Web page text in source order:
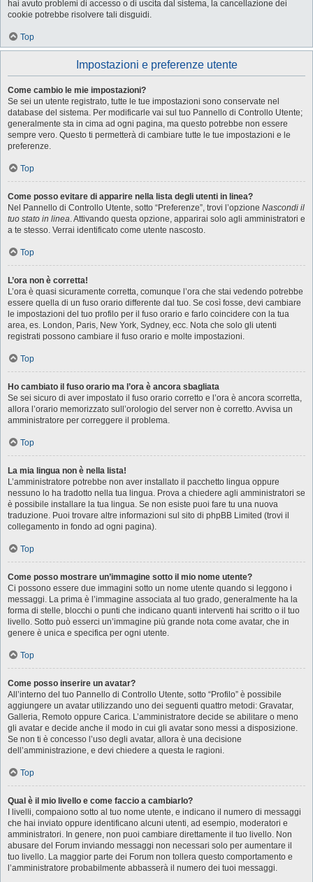
hai avuto problemi di accesso o di uscita dal sistema, la cancellazione dei
cookie potrebbe risolvere tali disguidi.
Top
Impostazioni e preferenze utente
Come cambio le mie impostazioni?
Se sei un utente registrato, tutte le tue impostazioni sono conservate nel
database del sistema. Per modificarle vai sul tuo Pannello di Controllo Utente;
generalmente sta in cima ad ogni pagina, ma questo potrebbe non essere
sempre vero. Questo ti permetterà di cambiare tutte le tue impostazioni e le
preferenze.
Top
Come posso evitare di apparire nella lista degli utenti in linea?
Nel Pannello di Controllo Utente, sotto “Preferenze”, trovi l’opzione Nascondi il
tuo stato in linea. Attivando questa opzione, apparirai solo agli amministratori e
a te stesso. Verrai identificato come utente nascosto.
Top
L’ora non è corretta!
L’ora è quasi sicuramente corretta, comunque l’ora che stai vedendo potrebbe
essere quella di un fuso orario differente dal tuo. Se così fosse, devi cambiare
le impostazioni del tuo profilo per il fuso orario e farlo coincidere con la tua
area, es. London, Paris, New York, Sydney, ecc. Nota che solo gli utenti
registrati possono cambiare il fuso orario e molte impostazioni.
Top
Ho cambiato il fuso orario ma l’ora è ancora sbagliata
Se sei sicuro di aver impostato il fuso orario corretto e l’ora è ancora scorretta,
allora l’orario memorizzato sull’orologio del server non è corretto. Avvisa un
amministratore per correggere il problema.
Top
La mia lingua non è nella lista!
L’amministratore potrebbe non aver installato il pacchetto lingua oppure
nessuno lo ha tradotto nella tua lingua. Prova a chiedere agli amministratori se
è possibile installare la tua lingua. Se non esiste puoi fare tu una nuova
traduzione. Puoi trovare altre informazioni sul sito di phpBB Limited (trovi il
collegamento in fondo ad ogni pagina).
Top
Come posso mostrare un’immagine sotto il mio nome utente?
Ci possono essere due immagini sotto un nome utente quando si leggono i
messaggi. La prima è l’immagine associata al tuo grado, generalmente ha la
forma di stelle, blocchi o punti che indicano quanti interventi hai scritto o il tuo
livello. Sotto può esserci un’immagine più grande nota come avatar, che in
genere è unica e specifica per ogni utente.
Top
Come posso inserire un avatar?
All’interno del tuo Pannello di Controllo Utente, sotto “Profilo” è possibile
aggiungere un avatar utilizzando uno dei seguenti quattro metodi: Gravatar,
Galleria, Remoto oppure Carica. L’amministratore decide se abilitare o meno
gli avatar e decide anche il modo in cui gli avatar sono messi a disposizione.
Se non ti è concesso l’uso degli avatar, allora è una decisione
dell’amministrazione, e devi chiedere a questa le ragioni.
Top
Qual è il mio livello e come faccio a cambiarlo?
I livelli, compaiono sotto al tuo nome utente, e indicano il numero di messaggi
che hai inviato oppure identificano alcuni utenti, ad esempio, moderatori e
amministratori. In genere, non puoi cambiare direttamente il tuo livello. Non
abusare del Forum inviando messaggi non necessari solo per aumentare il
tuo livello. La maggior parte dei Forum non tollera questo comportamento e
l’amministratore probabilmente abbasserà il numero dei tuoi messaggi.